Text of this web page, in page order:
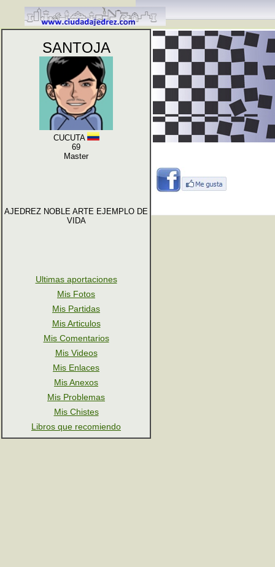
SANTOJA
CUCUTA
69
Master
AJEDREZ NOBLE ARTE EJEMPLO DE
VIDA
Ultimas aportaciones
Mis Fotos
Mis Partidas
Mis Articulos
Mis Comentarios
Mis Videos
Mis Enlaces
Mis Anexos
Mis Problemas
Mis Chistes
Libros que recomiendo